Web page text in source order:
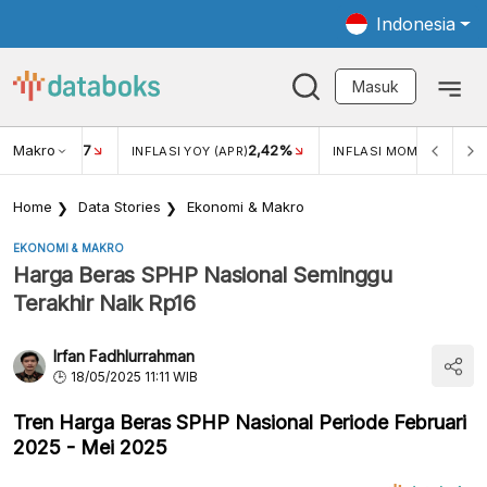
Indonesia
Masuk
Makro
USD/IDR 17 INFLASI YOY (APR)2,42% INFLASI MOM (MAR)
Home Data Stories Ekonomi & Makro
EKONOMI & MAKRO
Harga Beras SPHP Nasional Seminggu
Terakhir Naik Rp16
Irfan Fadhlurrahman
18/05/2025 11:11 WIB
Tren Harga Beras SPHP Nasional Periode Februari
2025 - Mei 2025